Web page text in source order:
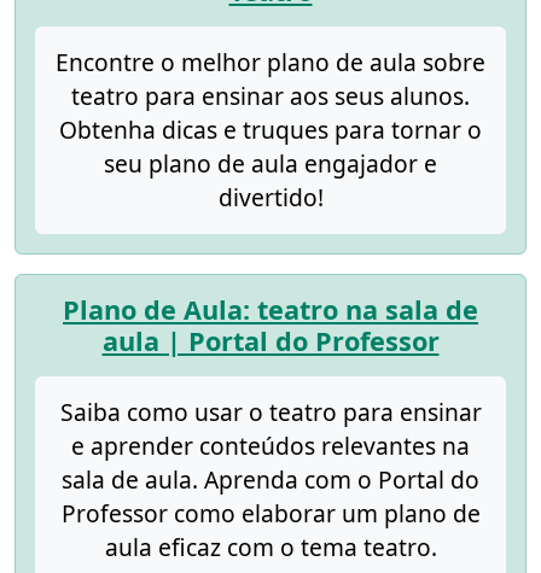
Encontre o melhor plano de aula sobre
teatro para ensinar aos seus alunos.
Obtenha dicas e truques para tornar o
seu plano de aula engajador e
divertido!
Plano de Aula: teatro na sala de
aula | Portal do Professor
Saiba como usar o teatro para ensinar
e aprender conteúdos relevantes na
sala de aula. Aprenda com o Portal do
Professor como elaborar um plano de
aula eficaz com o tema teatro.